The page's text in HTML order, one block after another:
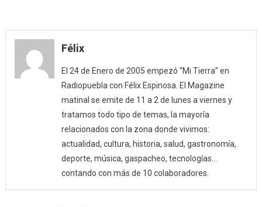
Félix
El 24 de Enero de 2005 empezó “Mi Tierra” en
Radiopuebla con Félix Espinosa. El Magazine
matinal se emite de 11 a 2 de lunes a viernes y
tratamos todo tipo de temas, la mayoría
relacionados con la zona donde vivimos:
actualidad, cultura, historia, salud, gastronomía,
deporte, música, gaspacheo, tecnologías…
contando con más de 10 colaboradores.